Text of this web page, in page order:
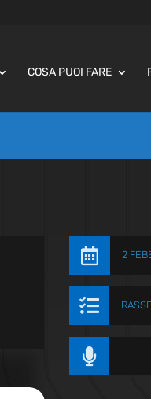
COSA PUOI FARE
 2

